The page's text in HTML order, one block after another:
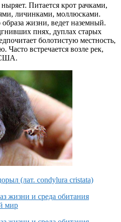
Питается крот рачками,
личинками, моллюсками.
жизни, ведет наземный.
пнях, дуплах старых
болотистую местность,
Часто встречается возле рек,
США.